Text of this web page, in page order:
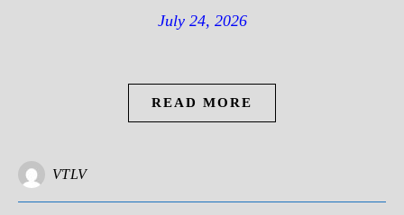
July 24, 2026
READ MORE
VTLV